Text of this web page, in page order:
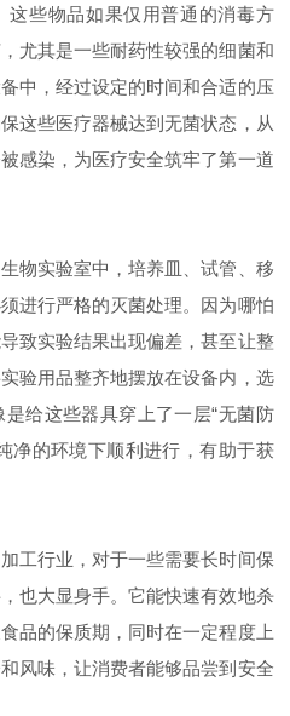
这些物品如果仅用普通的消毒方
尤其是一些耐药性较强的细菌和
中，经过设定的时间和合适的压
这些医疗器械达到无菌状态，从
感染，为医疗安全筑牢了第一道
实验室中，培养皿、试管、移
进行严格的灭菌处理。因为哪怕
致实验结果出现偏差，甚至让整
验用品整齐地摆放在设备内，选
给这些器具穿上了一层“无菌防
净的环境下顺利进行，有助于获
行业，对于一些需要长时间保
也大显身手。它能快速有效地杀
品的保质期，同时在一定程度上
风味，让消费者能够品尝到安全